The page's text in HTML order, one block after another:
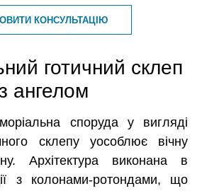
КОНСУЛЬТАЦІЮ
готичний склеп
ангелом
споруда у вигляді
склепу уособлює вічну
Архітектура виконана в
з колонами-ротондами, що